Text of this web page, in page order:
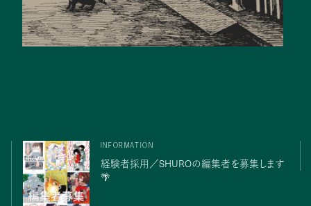
INFORMATION
経験者採用／SHUROの編集者を募集します
🌴